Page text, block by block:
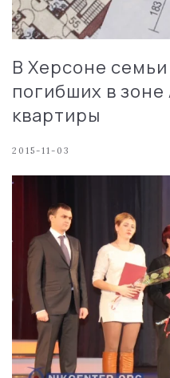
В Херсоне
погибших в
квартиры
2015-11-03